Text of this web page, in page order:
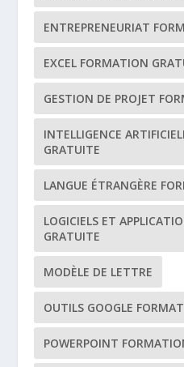
ENTREPRENEURIAT
EXCEL FORMATION
GESTION DE PROJET
INTELLIGENCE
GRATUITE
LANGUE ÉTRANGÈRE
LOGICIELS ET
GRATUITE
MODÈLE DE LETTRE
OUTILS GOOGLE
POWERPOINT